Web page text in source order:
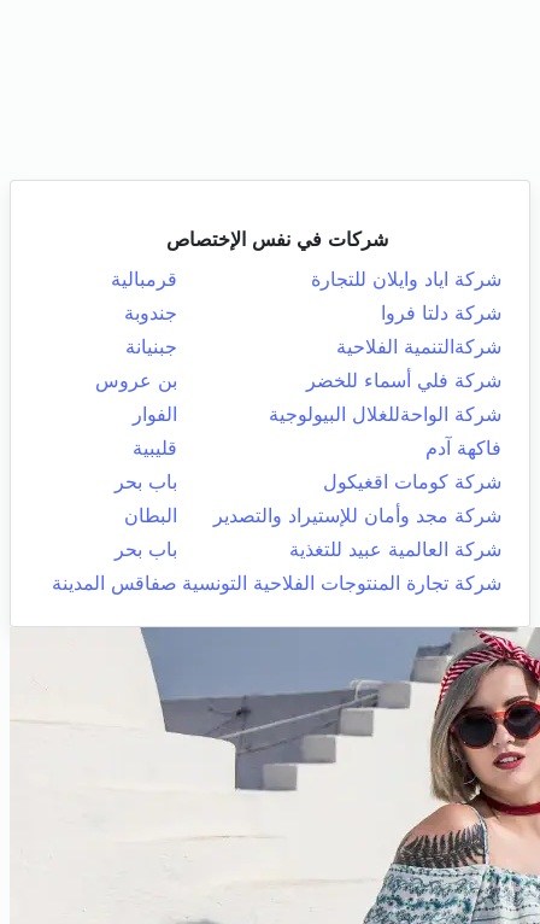
شركات في نفس الإختصاص
شركة اياد وايلان للتجارة
قرمبالية
شركة دلتا فروا
جندوبة
شركةالتنمية الفلاحية
جبنيانة
شركة فلي أسماء للخضر
بن عروس
شركة الواحةللغلال البيولوجية
الفوار
فاكهة آدم
قليبية
شركة كومات اقغيكول
باب بحر
شركة مجد وأمان للإستيراد والتصدير
البطان
شركة العالمية عبيد للتغذية
باب بحر
شركة تجارة المنتوجات الفلاحية التونسية صفاقس المدينة